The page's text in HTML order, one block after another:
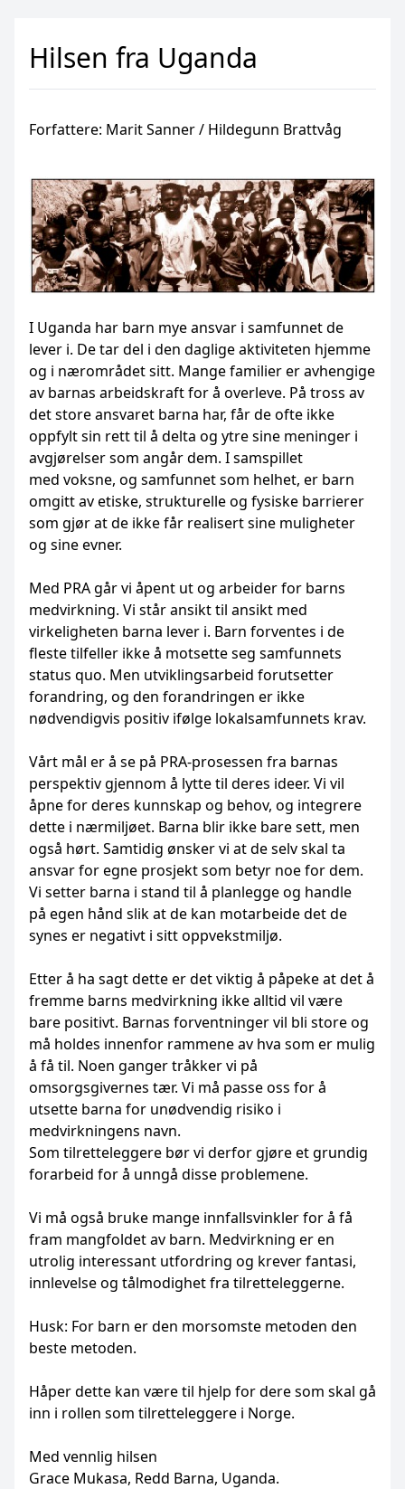
Hilsen fra Uganda
Forfattere: Marit Sanner / Hildegunn Brattvåg
I Uganda har barn mye ansvar i samfunnet de
lever i. De tar del i den daglige aktiviteten hjemme
og i nærområdet sitt. Mange familier er avhengige
av barnas arbeidskraft for å overleve. På tross av
det store ansvaret barna har, får de ofte ikke
oppfylt sin rett til å delta og ytre sine meninger i
avgjørelser som angår dem. I samspillet
med voksne, og samfunnet som helhet, er barn
omgitt av etiske, strukturelle og fysiske barrierer
som gjør at de ikke får realisert sine muligheter
og sine evner.
Med PRA går vi åpent ut og arbeider for barns
medvirkning. Vi står ansikt til ansikt med
virkeligheten barna lever i. Barn forventes i de
fleste tilfeller ikke å motsette seg samfunnets
status quo. Men utviklingsarbeid forutsetter
forandring, og den forandringen er ikke
nødvendigvis positiv ifølge lokalsamfunnets krav.
Vårt mål er å se på PRA-prosessen fra barnas
perspektiv gjennom å lytte til deres ideer. Vi vil
åpne for deres kunnskap og behov, og integrere
dette i nærmiljøet. Barna blir ikke bare sett, men
også hørt. Samtidig ønsker vi at de selv skal ta
ansvar for egne prosjekt som betyr noe for dem.
Vi setter barna i stand til å planlegge og handle
på egen hånd slik at de kan motarbeide det de
synes er negativt i sitt oppvekstmiljø.
Etter å ha sagt dette er det viktig å påpeke at det å
fremme barns medvirkning ikke alltid vil være
bare positivt. Barnas forventninger vil bli store og
må holdes innenfor rammene av hva som er mulig
å få til. Noen ganger tråkker vi på
omsorgsgivernes tær. Vi må passe oss for å
utsette barna for unødvendig risiko i
medvirkningens navn.
Som tilretteleggere bør vi derfor gjøre et grundig
forarbeid for å unngå disse problemene.
Vi må også bruke mange innfallsvinkler for å få
fram mangfoldet av barn. Medvirkning er en
utrolig interessant utfordring og krever fantasi,
innlevelse og tålmodighet fra tilretteleggerne.
Husk: For barn er den morsomste metoden den
beste metoden.
Håper dette kan være til hjelp for dere som skal gå
inn i rollen som tilretteleggere i Norge.
Med vennlig hilsen
Grace Mukasa, Redd Barna, Uganda.